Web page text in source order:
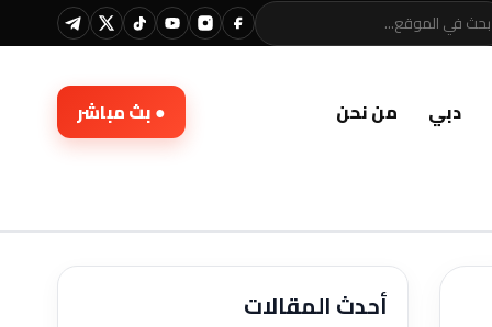
دبي من نحن ● بث مباشر
أحدث المقالات